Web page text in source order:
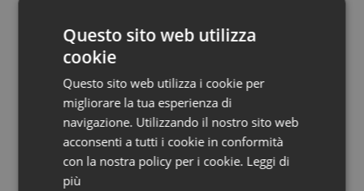
Umbria
Valle D’Aosta
Veneto
Oftalmologia
Oncodermatologia
Oncoematologia
Oncologia & Nutrizione
Proseguono monitoraggi e campagna
informativa
Ultime analisi e review da QS Pro
Gold
Questo sito web utilizza
cookie
Questo sito web utilizza i cookie per
migliorare la tua esperienza di
navigazione. Utilizzando il nostro sito web
acconsenti a tutti i cookie in conformità
con la nostra policy per i cookie. Leggi di
più